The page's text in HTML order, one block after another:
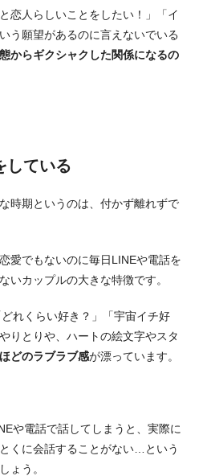
恋人らしいことをしたい！」「イ
う願望があるのに言えないでいる
からギクシャクした関係になるの
している
時期というのは、付かず離れずで
愛でもないのに毎日LINEや電話を
いカップルの大きな特徴です。
れくらい好き？」「宇宙イチ好
りとりや、ハートの絵文字やスタ
どのラブラブ感が漂っています。
や電話で話してしまうと、実際に
くに会話することがない…という
ょう。